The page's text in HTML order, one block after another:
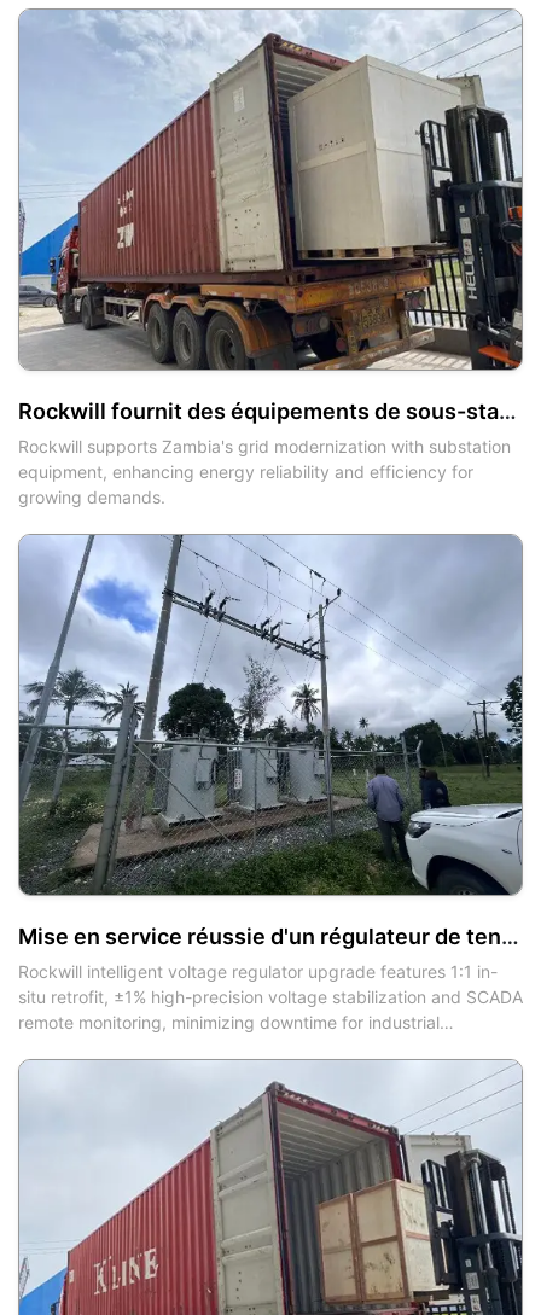
Rockwill fournit des équipements de sous-station critiques pour soutenir la modernisation du réseau électrique en Zambie
Rockwill supports Zambia's grid modernization with substation
equipment, enhancing energy reliability and efficiency for
growing demands.
Mise en service réussie d'un régulateur de tension intelligent dans une papeterie multinationale
Rockwill intelligent voltage regulator upgrade features 1:1 in-
situ retrofit, ±1% high-precision voltage stabilization and SCADA
remote monitoring, minimizing downtime for industrial